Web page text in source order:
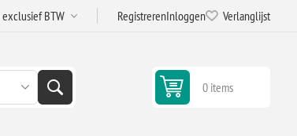
RegistrerenInloggen Verlanglijst
0 items